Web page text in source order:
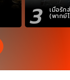
3 เมื่อรัก
(พากย์